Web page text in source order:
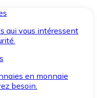
qui vous intéressent
en monnaie
besoin.